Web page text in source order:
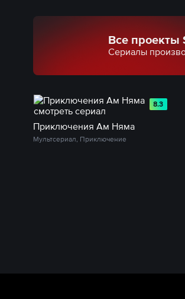
Все проекты
Сериалы
8.3
Приключения Ам Няма
Мультсериал, Приключение